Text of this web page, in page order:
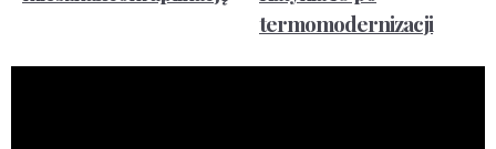
termomodernizacji